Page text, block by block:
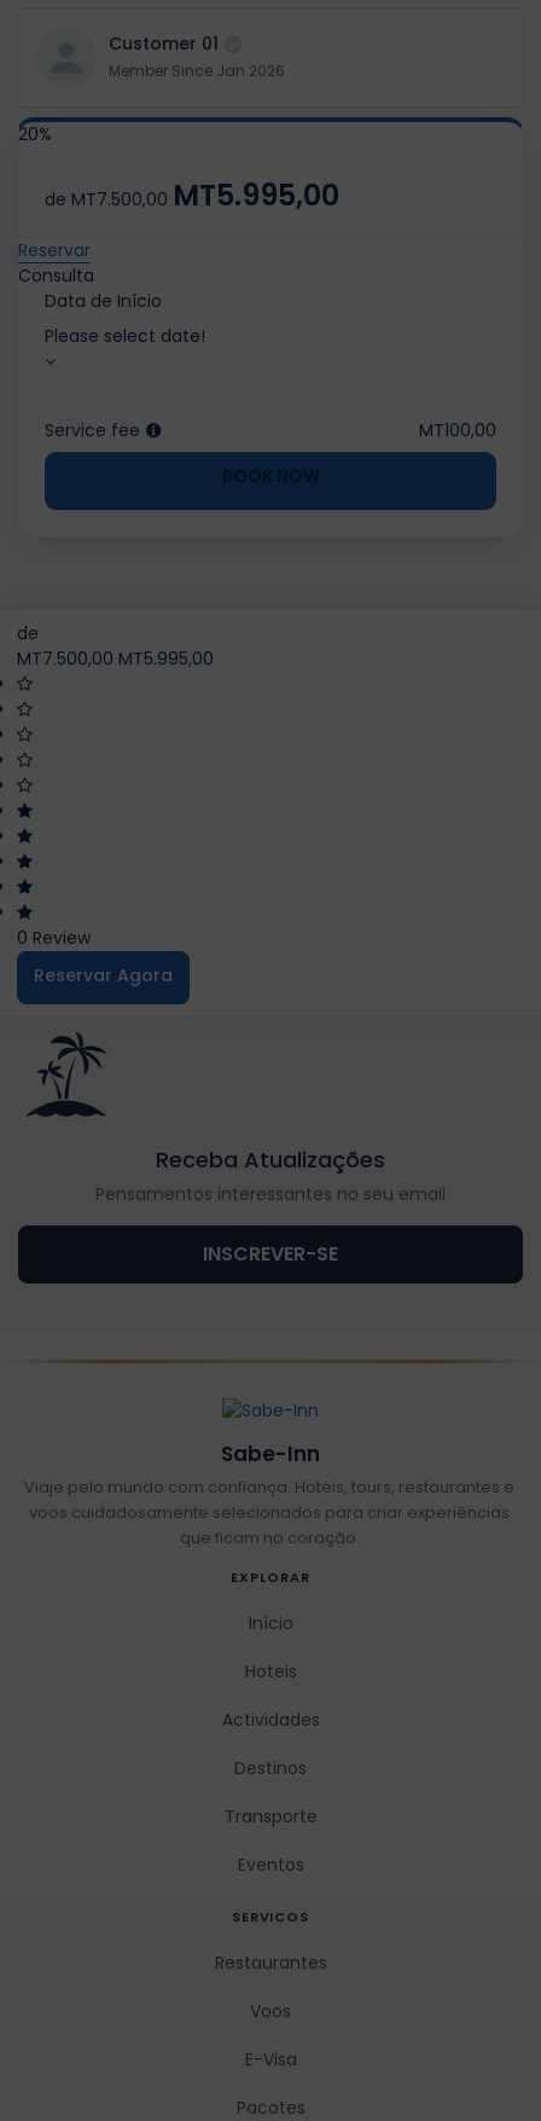
Customer 01
Member Since Jan 2026
20%
de MT7.500,00 MT5.995,00
Reservar
Consulta
Data de Início
Please select date!
Service fee
MT100,00
BOOK NOW
de
MT7.500,00 MT5.995,00
0 Review
Reservar Agora
Receba Atualizações
Pensamentos interessantes no seu email
INSCREVER-SE
Sabe-Inn
Viaje pelo mundo com confiança. Hotéis, tours, restaurantes e
voos cuidadosamente selecionados para criar experiências
que ficam no coração.
EXPLORAR
Início
Hoteis
Actividades
Destinos
Transporte
Eventos
SERVICOS
Restaurantes
Voos
E-Visa
Pacotes